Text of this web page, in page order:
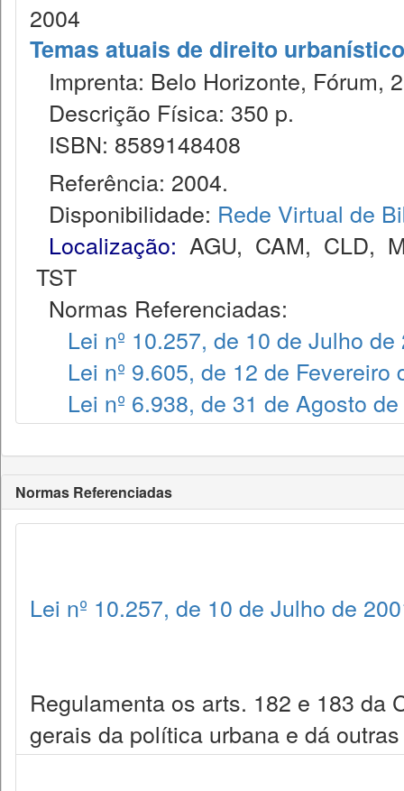
2004
Temas atuais de direito
Imprenta: Belo Horizonte, Fórum,
Descrição Física: 350 p.
ISBN: 8589148408
Referência: 2004.
Disponibilidade: Rede Virtual de
Localização: AGU, CAM, CLD,
TST
Normas Referenciadas:
Lei nº 10.257, de 10 de Julho de
Lei nº 9.605, de 12 de Fevereiro
Lei nº 6.938, de 31 de Agosto
Normas Referenciadas
Lei nº 10.257, de 10 de Julho de
Regulamenta os arts. 182 e 183 da
gerais da política urbana e dá